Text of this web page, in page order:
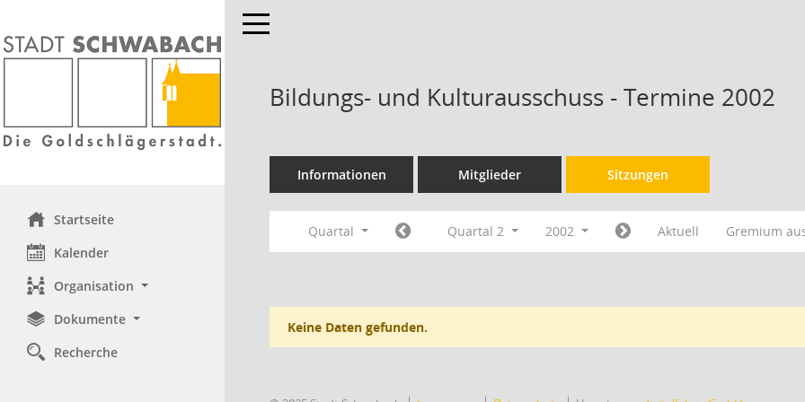
Startseite
Kalender
Organisation
Dokumente
Recherche
Toggle navigation
Bildungs- und Kulturausschuss - Termine 2002
Informationen Mitglieder Sitzungen
Quartal Quartal 2 2002 Aktuell Gremium
Keine Daten gefunden.